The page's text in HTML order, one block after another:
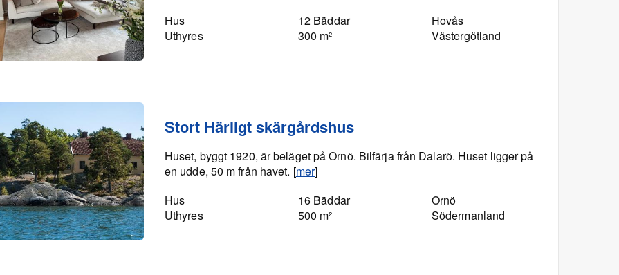
Hus
Uthyres
12 Bäddar
300 m²
Hovås
Västergötland
Stort Härligt skärgårdshus
Huset, byggt 1920, är beläget på Ornö. Bilfärja från Dalarö. Huset ligger på
en udde, 50 m från havet. [mer]
Hus
Uthyres
16 Bäddar
500 m²
Ornö
Södermanland